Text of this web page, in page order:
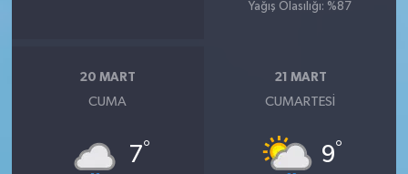
Yağış Olasılığı: %87
20 MART
CUMA
7°
21 MART
CUMARTESI
9°